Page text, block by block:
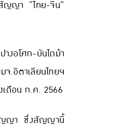
ญญา “ไทย-จีน”
งอโศก-บันไดม้า
.อิตาเลียนไทยฯ
เดือน ก.ค. 2566
สัญญา ซึ่งสัญญานี้